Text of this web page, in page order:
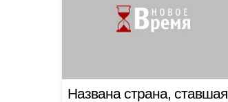
Названа страна, ставшая